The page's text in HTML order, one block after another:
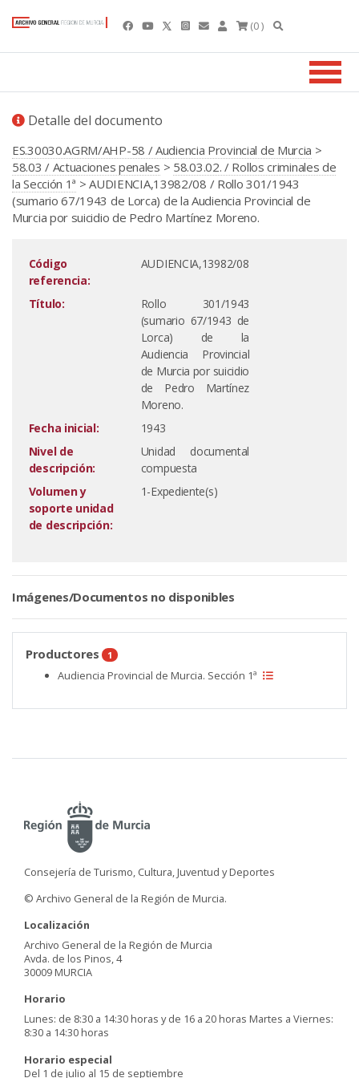
(0 )
Detalle del documento
ES.30030.AGRM/AHP-58 / Audiencia Provincial de Murcia >
58.03 / Actuaciones penales > 58.03.02. / Rollos criminales de
la Sección 1ª > AUDIENCIA,13982/08 / Rollo 301/1943
(sumario 67/1943 de Lorca) de la Audiencia Provincial de
Murcia por suicidio de Pedro Martínez Moreno.
Código
referencia:
AUDIENCIA,13982/08
Título:
Rollo 301/1943
(sumario 67/1943 de
Lorca) de la
Audiencia Provincial
de Murcia por suicidio
de Pedro Martínez
Moreno.
Fecha inicial:
1943
Nivel de
descripción:
Unidad documental
compuesta
Volumen y
soporte unidad
de descripción:
1-Expediente(s)
Imágenes/Documentos no disponibles
Productores 1
Audiencia Provincial de Murcia. Sección 1ª
Consejería de Turismo, Cultura, Juventud y Deportes
© Archivo General de la Región de Murcia.
Localización
Archivo General de la Región de Murcia
Avda. de los Pinos, 4
30009 MURCIA
Horario
Lunes: de 8:30 a 14:30 horas y de 16 a 20 horas Martes a Viernes:
8:30 a 14:30 horas
Horario especial
Del 1 de julio al 15 de septiembre